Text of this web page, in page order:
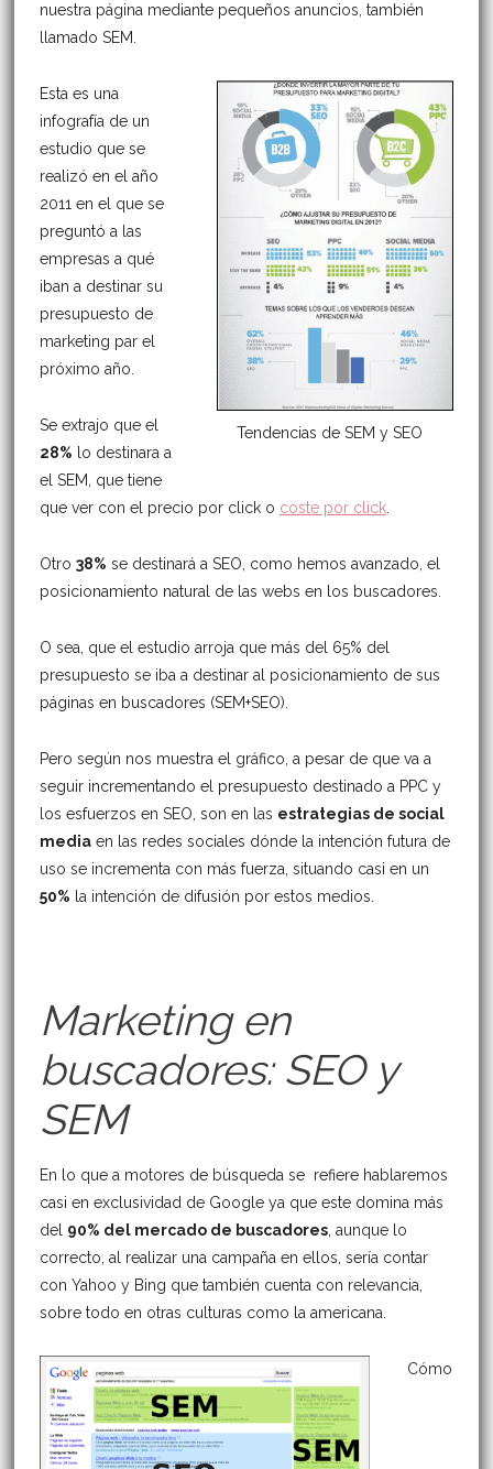
nuestra página mediante pequeños anuncios, también
llamado SEM.
Tendencias de SEM y SEO
Esta es una
infografía de un
estudio que se
realizó en el año
2011 en el que se
preguntó a las
empresas a qué
iban a destinar su
presupuesto de
marketing par el
próximo año.
Se extrajo que el
28% lo destinara a
el SEM, que tiene
que ver con el precio por click o coste por click.
Otro 38% se destinará a SEO, como hemos avanzado, el
posicionamiento natural de las webs en los buscadores.
O sea, que el estudio arroja que más del 65% del
presupuesto se iba a destinar al posicionamiento de sus
páginas en buscadores (SEM+SEO).
Pero según nos muestra el gráfico, a pesar de que va a
seguir incrementando el presupuesto destinado a PPC y
los esfuerzos en SEO, son en las estrategias de social
mediaen las redes sociales dónde la intención futura de
uso se incrementa con más fuerza, situando casi en un
50% la intención de difusión por estos medios.
Marketing en
buscadores: SEO y
SEM
En lo que a motores de búsqueda se refiere hablaremos
casi en exclusividad de Google ya que este domina más
del 90% del mercado de buscadores, aunque lo
correcto, al realizar una campaña en ellos, sería contar
con Yahoo y Bing que también cuenta con relevancia,
sobre todo en otras culturas como la americana.
Cómo